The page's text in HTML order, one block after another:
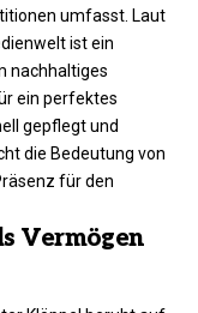
umfasst. Laut
ist ein
nachhaltiges
ein perfektes
gepflegt und
die Bedeutung von
für den
Vermögen